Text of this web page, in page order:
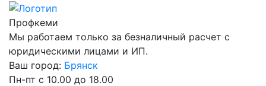
Профкеми
Мы работаем только за безналичный расчет с
юридическими лицами и ИП.
Ваш город: Брянск
Пн-пт с 10.00 до 18.00